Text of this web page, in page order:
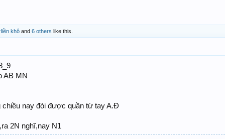
khô and 6 others like this.
AB MN
nay đòi được quần từ tay A.Đ
2N nghĩ,nay N1